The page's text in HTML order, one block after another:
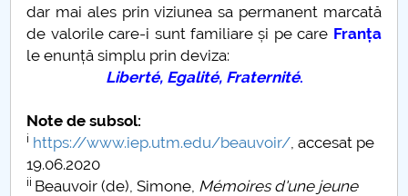
Neuroplasticitate în educație? Despre pasivitate și
noi obiceiuri
Cassandre și profeți
Universitate 4.0
dar mai ales prin viziunea sa permanent marcată
de valorile care-i sunt familiare și pe care Franța
le enunță simplu prin deviza:
Liberté, Egalité, Fraternité.
Note de subsol:
i https://www.iep.utm.edu/beauvoir/, accesat pe
19.06.2020
ii Beauvoir (de), Simone, Mémoires d'une jeune